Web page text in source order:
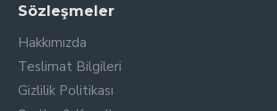
Sözleşmeler
Hakkımızda
Teslimat Bilgileri
Gizlilik Politikası